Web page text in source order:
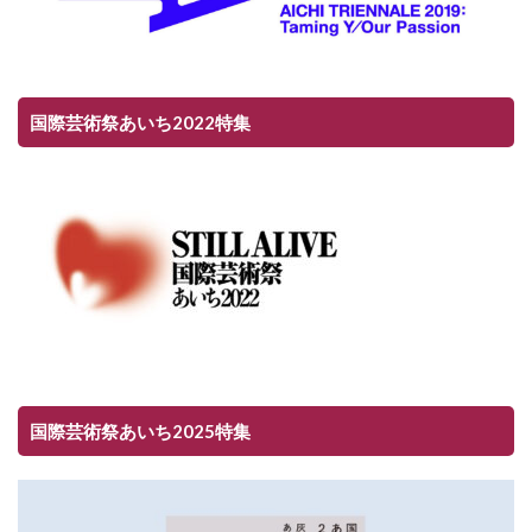
国際芸術祭あいち2022特集
国際芸術祭あいち2025特集